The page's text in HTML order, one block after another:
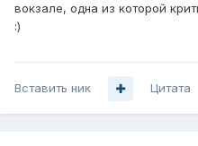
вокзале, одна из которой
:)
Вставить ник Цитата